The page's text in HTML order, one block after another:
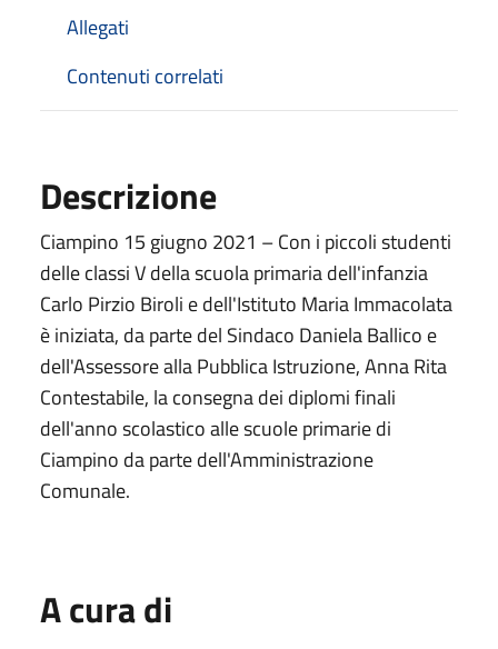
Allegati
Contenuti correlati
Descrizione
Ciampino 15 giugno 2021 – Con i piccoli studenti
delle classi V della scuola primaria dell'infanzia
Carlo Pirzio Biroli e dell'Istituto Maria Immacolata
è iniziata, da parte del Sindaco Daniela Ballico e
dell'Assessore alla Pubblica Istruzione, Anna Rita
Contestabile, la consegna dei diplomi finali
dell'anno scolastico alle scuole primarie di
Ciampino da parte dell'Amministrazione
Comunale.
A cura di